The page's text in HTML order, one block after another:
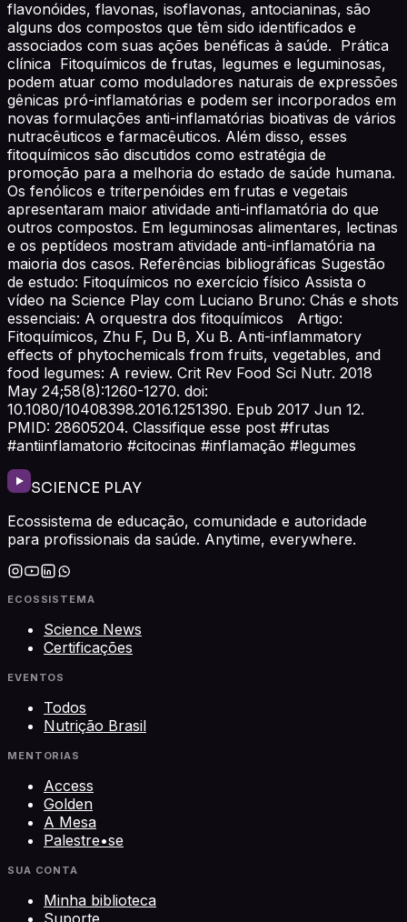
flavonóides, flavonas, isoflavonas, antocianinas, são
alguns dos compostos que têm sido identificados e
associados com suas ações benéficas à saúde. Prática
clínica Fitoquímicos de frutas, legumes e leguminosas,
podem atuar como moduladores naturais de expressões
gênicas pró-inflamatórias e podem ser incorporados em
novas formulações anti-inflamatórias bioativas de vários
nutracêuticos e farmacêuticos. Além disso, esses
fitoquímicos são discutidos como estratégia de
promoção para a melhoria do estado de saúde humana.
Os fenólicos e triterpenóides em frutas e vegetais
apresentaram maior atividade anti-inflamatória do que
outros compostos. Em leguminosas alimentares, lectinas
e os peptídeos mostram atividade anti-inflamatória na
maioria dos casos. Referências bibliográficas Sugestão
de estudo: Fitoquímicos no exercício físico Assista o
vídeo na Science Play com Luciano Bruno: Chás e shots
essenciais: A orquestra dos fitoquímicos Artigo:
Fitoquímicos, Zhu F, Du B, Xu B. Anti-inflammatory
effects of phytochemicals from fruits, vegetables, and
food legumes: A review. Crit Rev Food Sci Nutr. 2018
May 24;58(8):1260-1270. doi:
10.1080/10408398.2016.1251390. Epub 2017 Jun 12.
PMID: 28605204. Classifique esse post #frutas
#antiinflamatorio #citocinas #inflamação #legumes
SCIENCE PLAY
Ecossistema de educação, comunidade e autoridade
para profissionais da saúde. Anytime, everywhere.
ECOSSISTEMA
Science News
Certificações
EVENTOS
Todos
Nutrição Brasil
MENTORIAS
Access
Golden
A Mesa
Palestre•se
SUA CONTA
Minha biblioteca
Suporte